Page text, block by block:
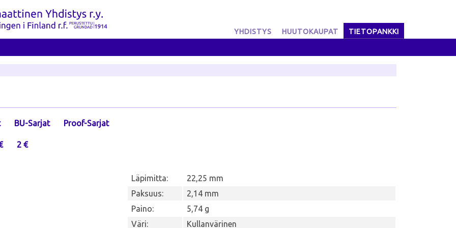
YHDISTYS HUUTOKAUPAT
TIETOPANKKI
BU-Sarjat Proof-Sarjat
2 €
Läpimitta:
22,25 mm
Paksuus:
2,14 mm
Paino:
5,74 g
Väri:
Kullanvärinen